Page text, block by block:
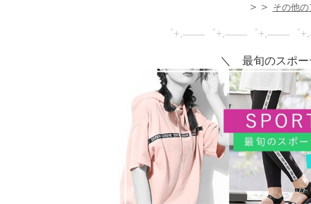
＞＞ その他
゜+.――゜+.――゜+.――゜
＼ 最旬のスポ